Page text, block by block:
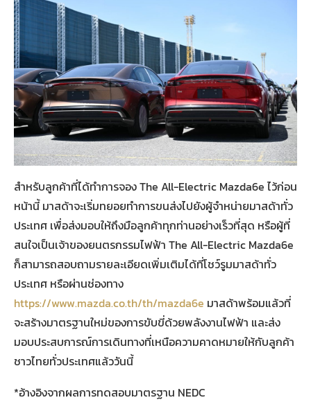
สำหรับลูกค้าที่ได้ทำการจอง The All-Electric Mazda6e ไว้ก่อน
หน้านี้ มาสด้าจะเริ่มทยอยทำการขนส่งไปยังผู้จำหน่ายมาสด้าทั่ว
ประเทศ เพื่อส่งมอบให้ถึงมือลูกค้าทุกท่านอย่างเร็วที่สุด หรือผู้ที่
สนใจเป็นเจ้าของยนตรกรรมไฟฟ้า The All-Electric Mazda6e
ก็สามารถสอบถามรายละเอียดเพิ่มเติมได้ที่โชว์รูมมาสด้าทั่ว
ประเทศ หรือผ่านช่องทาง
https://www.mazda.co.th/th/mazda6e มาสด้าพร้อมแล้วที่
จะสร้างมาตรฐานใหม่ของการขับขี่ด้วยพลังงานไฟฟ้า และส่ง
มอบประสบการณ์การเดินทางที่เหนือความคาดหมายให้กับลูกค้า
ชาวไทยทั่วประเทศแล้ววันนี้
*อ้างอิงจากผลการทดสอบมาตรฐาน NEDC